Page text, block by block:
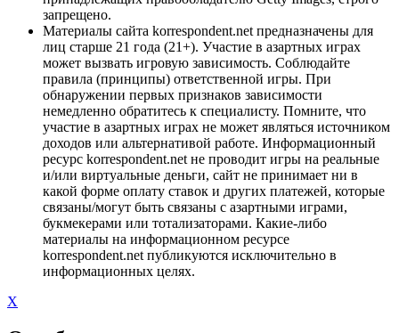
запрещено.
Материалы сайта korrespondent.net предназначены для
лиц старше 21 года (21+). Участие в азартных играх
может вызвать игровую зависимость. Соблюдайте
правила (принципы) ответственной игры. При
обнаружении первых признаков зависимости
немедленно обратитесь к специалисту. Помните, что
участие в азартных играх не может являться источником
доходов или альтернативой работе. Информационный
ресурс korrespondent.net не проводит игры на реальные
и/или виртуальные деньги, сайт не принимает ни в
какой форме оплату ставок и других платежей, которые
связаны/могут быть связаны с азартными играми,
букмекерами или тотализаторами. Какие-либо
материалы на информационном ресурсе
korrespondent.net публикуются исключительно в
информационных целях.
X